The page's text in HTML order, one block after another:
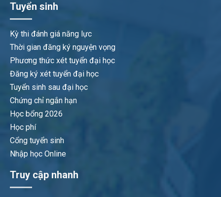
Tuyển sinh
Kỳ thi đánh giá năng lực
Thời gian đăng ký nguyện vọng
Phương thức xét tuyển đại học
Đăng ký xét tuyển đại học
Tuyển sinh sau đại học
Chứng chỉ ngắn hạn
Học bổng 2026
Học phí
Cổng tuyển sinh
Nhập học Online
Truy cập nhanh